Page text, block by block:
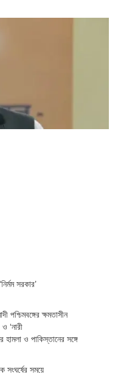
সরকার’
ক্ষমতাসীন
‘নারী
হামলা ও পাকিস্তানের সঙ্গে
সংঘর্ষের সময়ে